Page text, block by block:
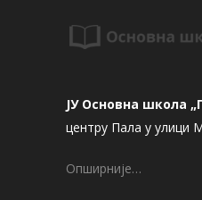
ЈУ Основна школа
центру Пала у улици
Опширније…